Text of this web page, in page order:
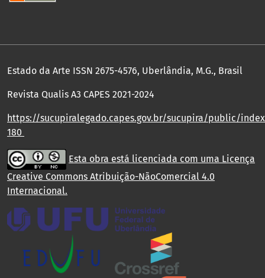
Estado da Arte ISSN 2675-4576, Uberlândia, M.G., Brasil
Revista Qualis A3 CAPES 2021-2024
https://sucupiralegado.capes.gov.br/sucupira/public/
180
Esta obra está licenciada com uma Licença
Creative Commons Atribuição-NãoComercial 4.0
Internacional.